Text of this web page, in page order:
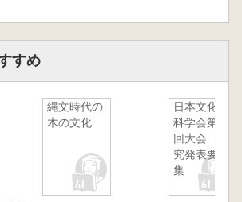
すめ
縄文時代の
木の文化
日本文化財
科学会第16
回大会 研
究発表要旨
集